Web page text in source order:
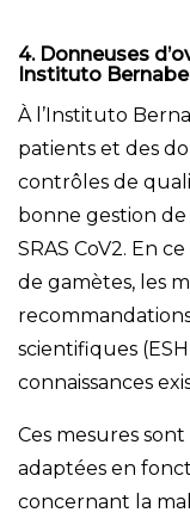
4. Donneuses
Instituto
À l’Instituto
patients et des
contrôles de
bonne gestion de
SRAS CoV2. En
de gamètes, les
scientifiques
connaissances
Ces mesures
adaptées en
concernant la